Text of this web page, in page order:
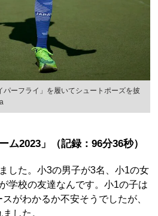
ーフライ」を履いてシュートポーズを披
ム2023」（記録：96分36秒）
した。小3の男子が3名、小1の女
学校の友達なんです。小1の子は
がわかるか不安そうでしたが、
した。